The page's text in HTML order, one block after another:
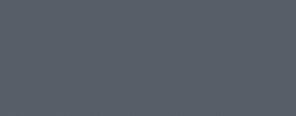
Faria protagonizaram as melhores campanhas da
Torres assinou um dos resultados mais